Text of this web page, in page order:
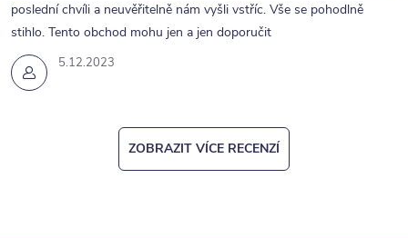
5.12.2023
poslední chvíli a neuvěřitelně nám vyšli vstříc. Vše se pohodlně
stihlo. Tento obchod mohu jen a jen doporučit
ZOBRAZIT VÍCE RECENZÍ